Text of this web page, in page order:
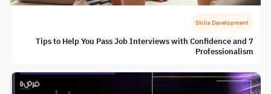
Skills Development
7 Tips to Help You Pass Job Interviews with Confidence and
Professionalism